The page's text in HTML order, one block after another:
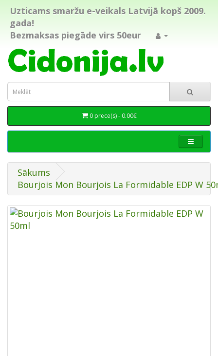
Uzticams smaržu e-veikals Latvijā kopš 2009.
gada!
Bezmaksas piegāde virs 50eur
0 prece(s) - 0.00€
Sākums
Bourjois Mon Bourjois La Formidable EDP W